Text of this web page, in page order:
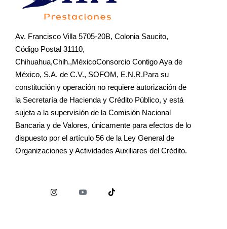
Av. Francisco Villa 5705-20B, Colonia Saucito,
Código Postal 31110,
Chihuahua,Chih.,MéxicoConsorcio Contigo Aya de
México, S.A. de C.V., SOFOM, E.N.R.Para su
constitución y operación no requiere autorización de
la Secretaría de Hacienda y Crédito Público, y está
sujeta a la supervisión de la Comisión Nacional
Bancaria y de Valores, únicamente para efectos de lo
dispuesto por el artículo 56 de la Ley General de
Organizaciones y Actividades Auxiliares del Crédito.